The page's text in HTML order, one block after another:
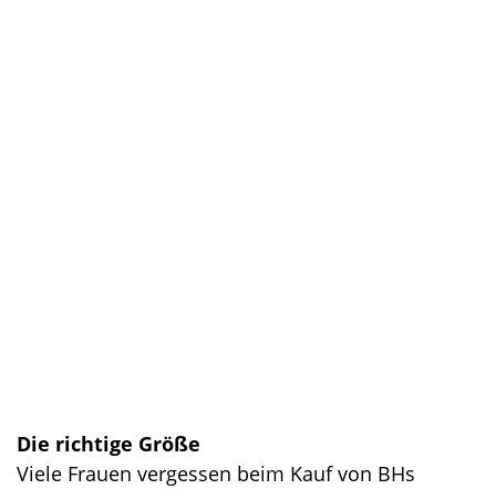
Die richtige Größe
Viele Frauen vergessen beim Kauf von BHs